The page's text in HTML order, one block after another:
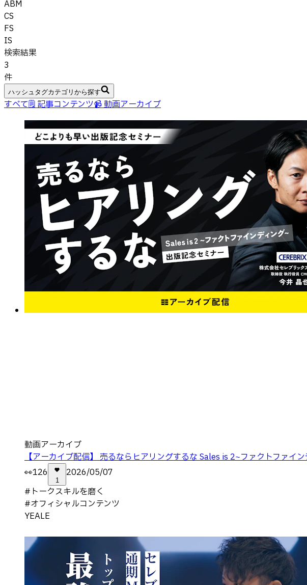
ABM
CS
FS
IS
検索結果
3
件
ハッシュタグカテゴリから探す
すべて🗒 記事コンテンツ📹 動画アーカイブ
動画アーカイブ
【アーカイブ配信】 売るならヒアリングするな Sales is 2~ファクトファイ
👀126
1
2026/05/07
# トークスキルを磨く
#オフィシャルコンテンツ
YEALE